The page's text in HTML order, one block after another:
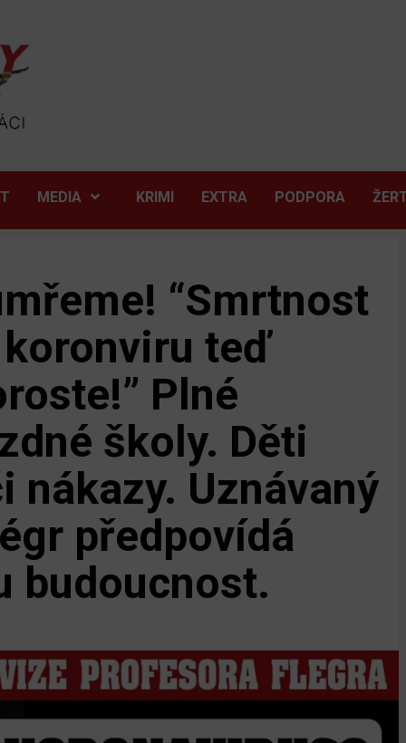
MEDIA KRIMI EXTRA PODPORA
“Smrtnost
teď
Plné
školy. Děti
nákazy. Uznávaný
předpovídá
budoucnost.